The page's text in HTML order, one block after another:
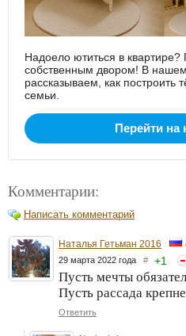
Надоело ютиться в
собственным двором! В
рассказываем, как
семьи.
Перейти на
Комментарии:
Написать комментарий
Наталья Гетьман 2016
29 марта 2022 года # +1
Пусть мечты
Пусть рассада
Ответить